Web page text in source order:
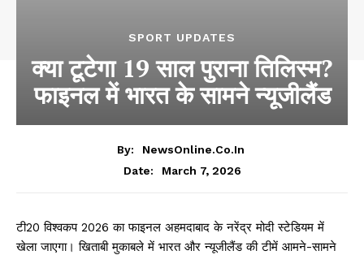
SPORT UPDATES
क्या टूटेगा 19 साल पुराना तिलिस्म?
फाइनल में भारत के सामने न्यूजीलैंड
By:
NewsOnline.co.in
Date:
March 7, 2026
टी20 विश्वकप 2026 का फाइनल अहमदाबाद के नरेंद्र मोदी स्टेडियम में
खेला जाएगा। खिताबी मुकाबले में भारत और न्यूजीलैंड की टीमें आमने-सामने